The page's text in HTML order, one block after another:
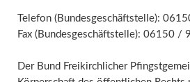
Telefon (Bundesgeschäftstelle):
Fax (Bundesgeschäftstelle): 06150 /
Der Bund Freikirchlicher